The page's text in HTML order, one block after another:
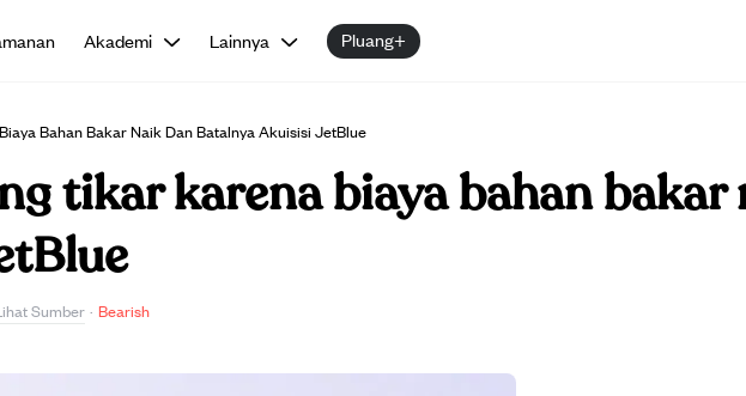
Akademi Lainnya Pluang+
Bahan Bakar Naik Dan Batalnya Akuisisi JetBlue
tikar karena biaya bahan bakar
Sumber · Bearish